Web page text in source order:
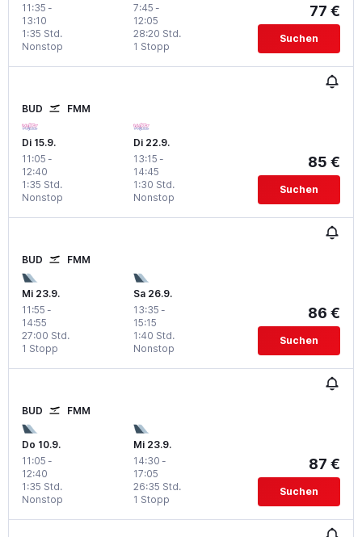
11:35 -
13:10
Nonstop
1:35 Std.
7:45 -
12:05
1 Stopp
28:20 Std.
77 €
Suchen
BUD FMM
Di 15.9.
11:05 -
12:40
Nonstop
1:35 Std.
Di 22.9.
13:15 -
14:45
Nonstop
1:30 Std.
85 €
Suchen
BUD FMM
Mi 23.9.
11:55 -
14:55
1 Stopp
27:00 Std.
Sa 26.9.
13:35 -
15:15
Nonstop
1:40 Std.
86 €
Suchen
BUD FMM
Do 10.9.
11:05 -
12:40
Nonstop
1:35 Std.
Mi 23.9.
14:30 -
17:05
1 Stopp
26:35 Std.
87 €
Suchen